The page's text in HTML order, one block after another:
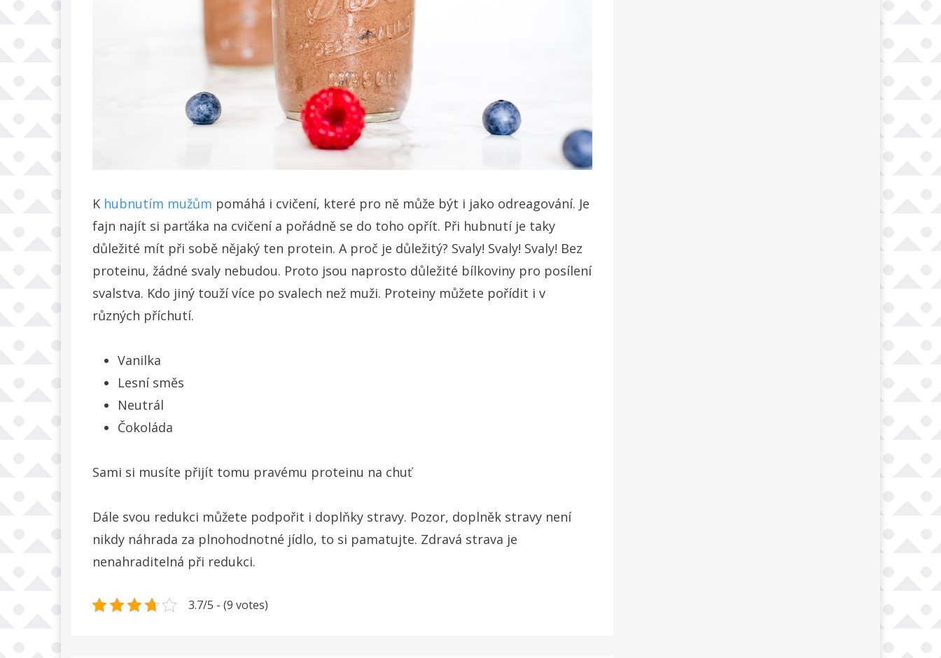
K hubnutím mužům pomáhá i cvičení, které pro ně může být i jako odreagování. Je
fajn najít si parťáka na cvičení a pořádně se do toho opřít. Při hubnutí je taky
důležité mít při sobě nějaký ten protein. A proč je důležitý? Svaly! Svaly! Svaly! Bez
proteinu, žádné svaly nebudou. Proto jsou naprosto důležité bílkoviny pro posílení
svalstva. Kdo jiný touží více po svalech než muži. Proteiny můžete pořídit i v
různých příchutí.
Vanilka
Lesní směs
Neutrál
Čokoláda
Sami si musíte přijít tomu pravému proteinu na chuť
Dále svou redukci můžete podpořit i doplňky stravy. Pozor, doplněk stravy není
nikdy náhrada za plnohodnotné jídlo, to si pamatujte. Zdravá strava je
nenahraditelná při redukci.
3.7/5 - (9 votes)